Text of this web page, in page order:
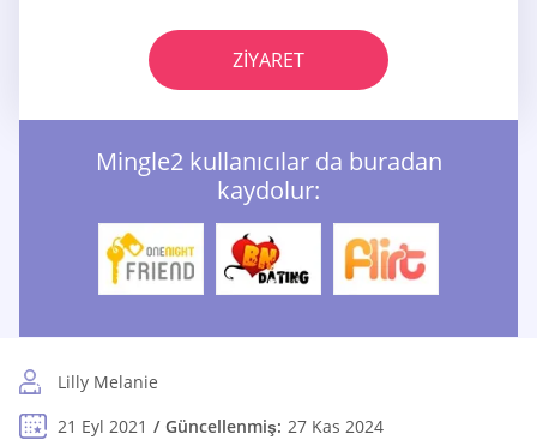
ZIYARET
Mingle2 kullanıcılar da buradan
kaydolur:
Lilly Melanie
21 Eyl 2021
Güncellenmiş: 27 Kas 2024